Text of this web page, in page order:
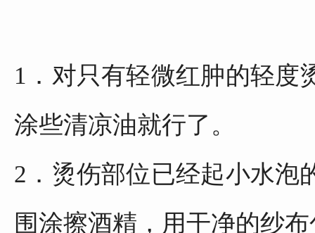
1 ．对只有轻微红肿的轻
涂些清凉油就行了。
2．烫伤部位已经起小水泡
围涂擦酒精，用干净的纱